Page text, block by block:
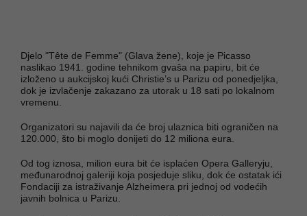
Djelo "Tête de Femme" (Glava žene), koje je Picasso
naslikao 1941. godine tehnikom gvaša na papiru, bit će
izloženo u aukcijskoj kući Christie’s u Parizu od ponedjeljka,
dok je izvlačenje zakazano za utorak u 18 sati po lokalnom
vremenu.
Organizatori su najavili da će broj ulaznica biti ograničen na
120.000, što bi moglo donijeti do 12 miliona eura.
Od tog iznosa, milion eura bit će isplaćen Opera Galleryju,
međunarodnoj galeriji koja posjeduje sliku, dok će ostatak ići
Fondaciji za istraživanje Alzheimera pri jednoj od vodećih
javnih bolnica u Parizu.